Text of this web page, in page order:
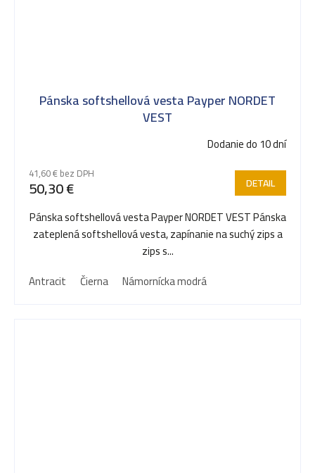
Pánska softshellová vesta Payper NORDET
VEST
Dodanie do 10 dní
41,60 € bez DPH
50,30 € DETAIL
Pánska softshellová vesta Payper NORDET VEST Pánska
zateplená softshellová vesta, zapínanie na suchý zips a
zips s...
Antracit
Čierna Námornícka modrá